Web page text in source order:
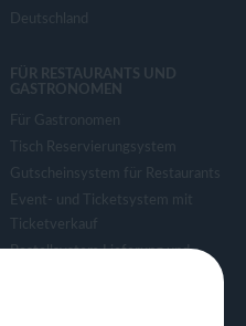
Deutschland
FÜR RESTAURANTS UND
GASTRONOMEN
Für Gastronomen
Tisch Reservierungsystem
Gutscheinsystem für Restaurants
Event- und Ticketsystem mit
Ticketverkauf
Bestellsystem Lieferung und